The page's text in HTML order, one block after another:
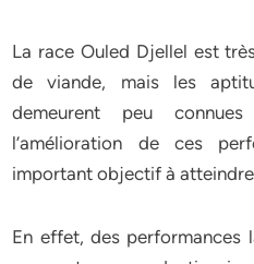
La race Ouled Djellel est
de viande, mais les
demeurent peu
l’amélioration de ces
important objectif à
En effet, des performances